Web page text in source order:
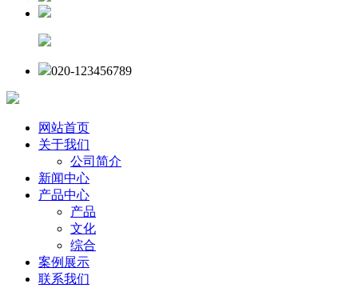
020-123456789
网站首页
关于我们
公司简介
新闻中心
产品中心
产品
文化
综合
案例展示
联系我们